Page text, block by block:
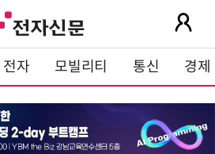
전자 모빌리티 통신 경제